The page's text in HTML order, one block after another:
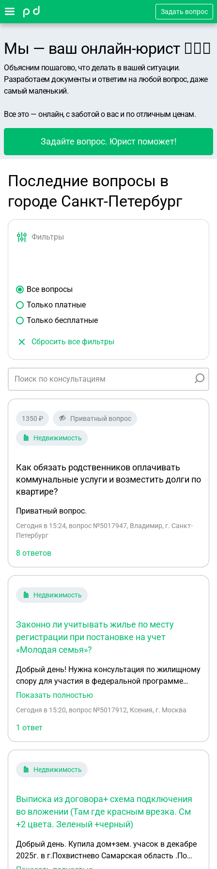
Задать вопрос
Мы — ваш онлайн-юрист 👨🏻‍⚖️
Объясним пошагово, что делать в вашей ситуации.
Разработаем документы и ответим на любой вопрос, даже
самый маленький.
Все это — онлайн, с заботой о вас и по отличным ценам.
Задайте вопрос. Юрист поможет!
Последние вопросы в
городе Санкт-Петербург
Фильтры
Все вопросы
Только платные
Только бесплатные
Сбросить все фильтры
1350 ₽ Приватный вопрос
Недвижимость
Как обязать родственников оплачивать
коммунальные услуги и возместить долги по
квартире?
Приватный вопрос.
Сегодня в 15:24, вопрос №5017947, Владимир, г. Санкт-
Петербург
8 ответов
Недвижимость
Законно ли учитывать жилье по месту
регистрации при постановке на учет
«Молодая семья»?
Добрый день! Нужна консультация по жилищному
спору для участия в федеральной программе
«Молодая семья» (Постановление Правительства
младше 35 лет, брак зарегистрирован) пытаемся
встать на учёт нуждающихся в улучшении
жилищных условий в администрации
Одинцовского городского округа (МО) для
(заявитель): Зарегистрирована в Сергиевом
м. Я не являюсь собственником и не являюсь
нанимателем по договору соцнайма (квартира
принадлежит моей маме, я просто вписана в
квартиру как дочь). Фактически я там не
проживаю, живу с супругом в Звенигороде.
Супруг: Зарегистрирован и является
Показать полностью
Сегодня в 15:20, вопрос №5017912, Ксения, г. Москва
1 ответ
Недвижимость
Выписка из договора+ схема подключения
во вложении (Там где красным врезка. См
+2 цвета. Зеленый +черный)
Добрый день. Купила дом+зем. учасок в декабре
2025г. в г.Похвистнево Самарская область .По